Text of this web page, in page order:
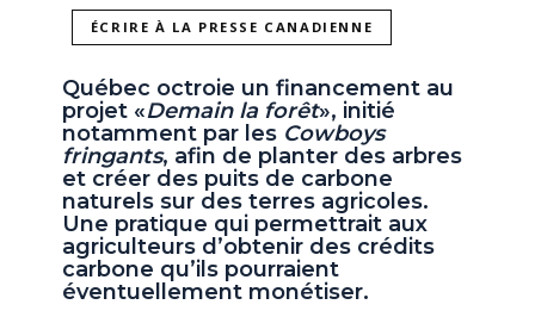
ÉCRIRE À LA PRESSE CANADIENNE
Québec octroie un financement au
projet «Demain la forêt», initié
notamment par les Cowboys
fringants, afin de planter des arbres
et créer des puits de carbone
naturels sur des terres agricoles.
Une pratique qui permettrait aux
agriculteurs d’obtenir des crédits
carbone qu’ils pourraient
éventuellement monétiser.